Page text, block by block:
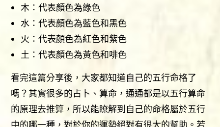
木：代表顏色為綠色
水：代表顏色為藍色和黑色
火：代表顏色為紅色和紫色
土：代表顏色為黃色和啡色
看完這篇分享後，大家都知道自己的五行命格了
嗎？其實很多的占卜、算命，通通都是以五行算命
的原理去推算，所以能瞭解到自己的命格屬於五行
中的哪一種，對於你的運勢絕對有很大的幫助。若